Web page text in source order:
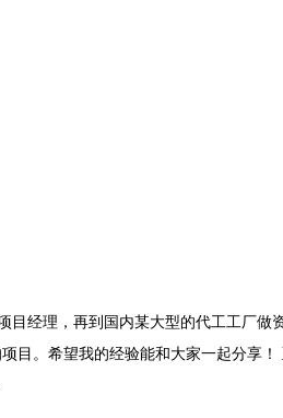
经理，再到国内某大型的代工工厂做
目。希望我的经验能和大家一起分享！